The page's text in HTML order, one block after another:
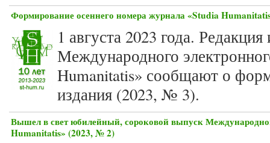
Формирование осеннего номера журнала «Studia
1 августа 2023 года.
Международного
Humanitatis» сообщают о
издания (2023, № 3).
Вышел в свет юбилейный, сороковой выпуск
Humanitatis» (2023, № 2)